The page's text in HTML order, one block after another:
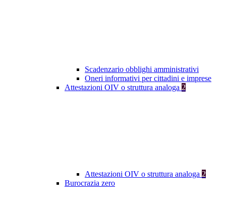
Scadenzario obblighi amministrativi
Oneri informativi per cittadini e imprese
Attestazioni OIV o struttura analoga 2
Attestazioni OIV o struttura analoga 2
Burocrazia zero